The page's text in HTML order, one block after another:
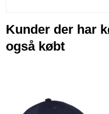
Kunder der har
også købt